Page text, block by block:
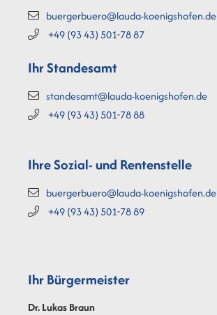
buergerbuero@lauda-koenigshofen.de
+49 (9343) 501-7887
Ihr Standesamt
standesamt@lauda-koenigshofen.de
+49 (9343) 501-7888
Ihre Sozial- und Rentenstelle
buergerbuero@lauda-koenigshofen.de
+49 (9343) 501-7889
Ihr Bürgermeister
Dr. LukasBraun